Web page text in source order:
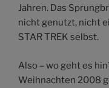
Jahren. Das
nicht genutzt, nicht
STAR TREK selbst.
Also – wo geht es
Weihnachten 2008